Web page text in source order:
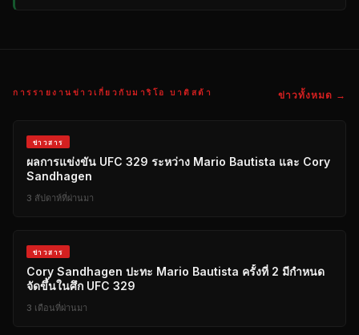
การรายงานข่าวเกี่ยวกับมาริโอ บาติสต้า ข่าวทั้งหมด →
ข่าวสาร
ผลการแข่งขัน UFC 329 ระหว่าง Mario Bautista และ Cory
Sandhagen
3 สัปดาห์ที่ผ่านมา
ข่าวสาร
Cory Sandhagen ปะทะ Mario Bautista ครั้งที่ 2 มีกำหนด
จัดขึ้นในศึก UFC 329
3 เดือนที่ผ่านมา